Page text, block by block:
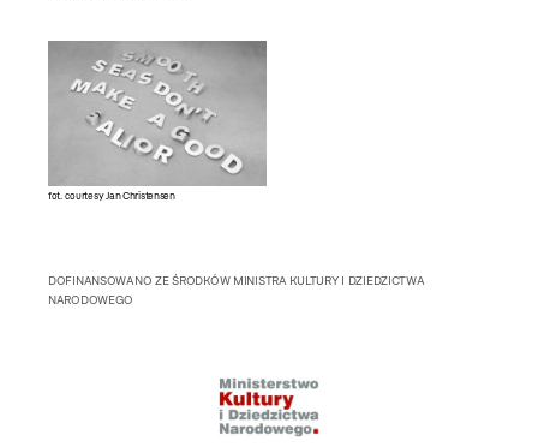
fot. courtesy Jan Christensen
DOFINANSOWANO ZE ŚRODKÓW MINISTRA KULTURY I DZIEDZICTWA
NARODOWEGO